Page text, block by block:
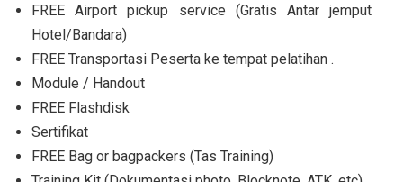
FREE Airport pickup service (Gratis Antar jemput
Hotel/Bandara)
FREE Transportasi Peserta ke tempat pelatihan .
Module / Handout
FREE Flashdisk
Sertifikat
FREE Bag or bagpackers (Tas Training)